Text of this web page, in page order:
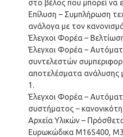
στο βέλος που μπορεί να
Επίλυση – Συμπλήρωση
ανάλογα με τον
Έλεγχοι Φορέα –
Έλεγχοι Φορέα –
συντελεστών
αποτελέσματα ανάλυσης
1.
Έλεγχοι Φορέα –
συστήματος –
Αρχεία Υλικών –
Ευρωκώδικα M16S400,